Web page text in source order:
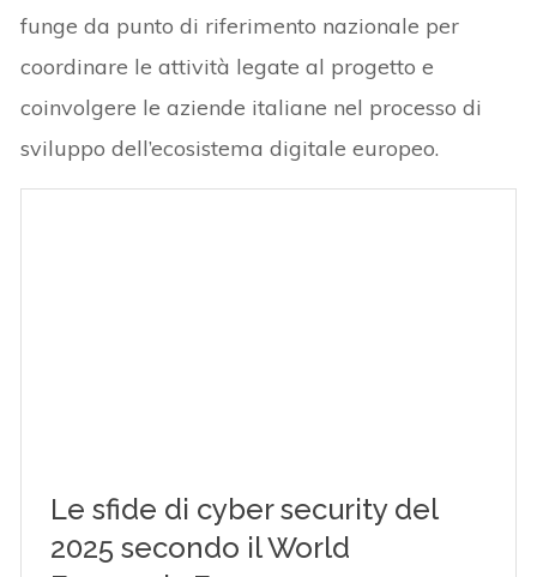
funge da punto di riferimento nazionale per
coordinare le attività legate al progetto e
coinvolgere le aziende italiane nel processo di
sviluppo dell’ecosistema digitale europeo.